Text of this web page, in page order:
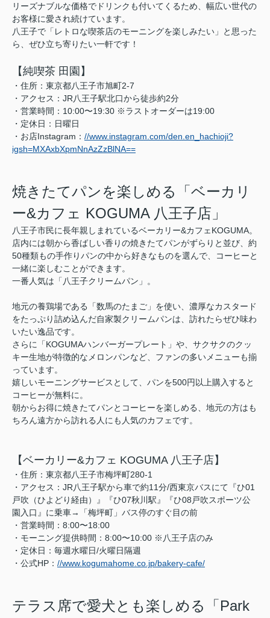
リーズナブルな価格でドリンクも付いてくるため、幅広い世代の
お客様に愛され続けています。
八王子で「レトロな喫茶店のモーニングを楽しみたい」と思った
ら、ぜひ立ち寄りたい一軒です！
【純喫茶 田園】
・住所：東京都八王子市旭町2-7
・アクセス：JR八王子駅北口から徒歩約2分
・営業時間：10:00〜19:30 ※ラストオーダーは19:00
・定休日：日曜日
・お店Instagram： //www.instagram.com/den.en_hachioji?
igsh=MXAxbXpmNnAzZzBlNA==
焼きたてパンを楽しめる「ベーカリ
ー&カフェ KOGUMA 八王子店」
八王子市民に長年親しまれているベーカリー&カフェKOGUMA。
店内には朝から香ばしい香りの焼きたてパンがずらりと並び、約
50種類もの手作りパンの中から好きなものを選んで、コーヒーと
一緒に楽しむことができます。
一番人気は「八王子クリームパン」。
地元の養鶏場である「数馬のたまご」を使い、濃厚なカスタード
をたっぷり詰め込んだ自家製クリームパンは、訪れたらぜひ味わ
いたい逸品です。
さらに「KOGUMAハンバーガープレート」や、サクサクのクッ
キー生地が特徴的なメロンパンなど、ファンの多いメニューも揃
っています。
嬉しいモーニングサービスとして、パンを500円以上購入すると
コーヒーが無料に。
朝からお得に焼きたてパンとコーヒーを楽しめる、地元の方はも
ちろん遠方から訪れる人にも人気のカフェです。
【ベーカリー&カフェ KOGUMA 八王子店】
・住所：東京都八王子市梅坪町280-1
・アクセス：JR八王子駅から車で約11分/西東京バスにて『ひ01
戸吹（ひよどり経由）』『ひ07秋川駅』『ひ08戸吹スポーツ公
園入口』に乗車→「梅坪町」バス停のすぐ目の前
・営業時間：8:00〜18:00
・モーニング提供時間：8:00〜10:00 ※八王子店のみ
・定休日：毎週水曜日/火曜日隔週
・公式HP： //www.kogumahome.co.jp/bakery-cafe/
テラス席で愛犬とも楽しめる「Park